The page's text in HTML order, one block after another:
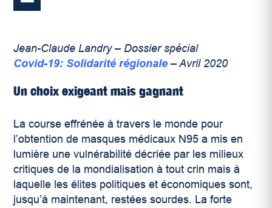
Jean-Claude Landry – Dossier spécial
Covid-19: Solidarité régionale – Avril 2020
Un choix exigeant mais gagnant
La course effrénée à travers le monde pour
l’obtention de masques médicaux N95 a mis en
lumière une vulnérabilité décriée par les milieux
critiques de la mondialisation à tout crin mais à
laquelle les élites politiques et économiques sont,
jusqu’à maintenant, restées sourdes. La forte